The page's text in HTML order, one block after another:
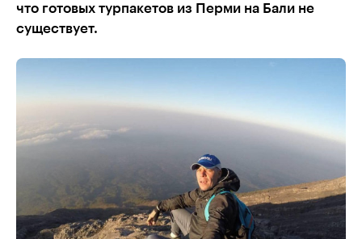
что готовых турпакетов из Перми на Бали не
существует.